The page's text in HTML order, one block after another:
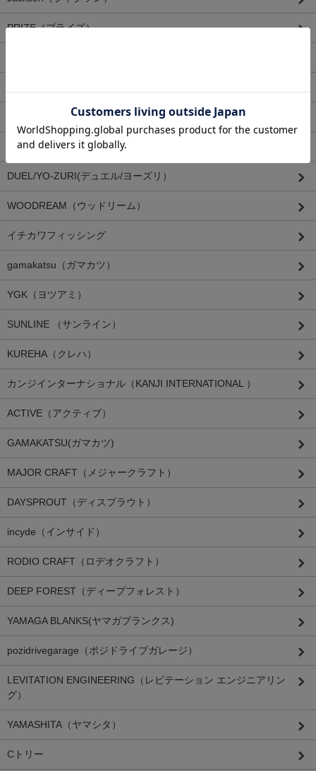
PRIZE（プライズ）
RAPALA（ラパラ）
SAWAMURA（サワムラ）
DUEL/YO-ZURI(デュエル/ヨーズリ）
WOODREAM（ウッドリーム）
イチカワフィッシング
gamakatsu（ガマカツ）
YGK（ヨツアミ）
SUNLINE （サンライン）
KUREHA（クレハ）
カンジインターナショナル（KANJI INTERNATIONAL ）
ACTIVE（アクティブ）
GAMAKATSU(ガマカツ)
MAJOR CRAFT（メジャークラフト）
DAYSPROUT（ディスプラウト）
incyde（インサイド）
RODIO CRAFT（ロデオクラフト）
DEEP FOREST（ディープフォレスト）
YAMAGA BLANKS(ヤマガブランクス)
pozidrivegarage（ポジドライブガレージ）
LEVITATION ENGINEERING（レビテーション エンジニアリン
グ）
YAMASHITA（ヤマシタ）
Cトリー